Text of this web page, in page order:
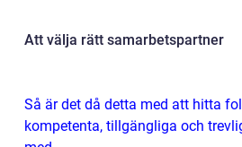
Att välja rätt samarbetspartner
Så är det då detta med att hitta
kompetenta, tillgängliga och